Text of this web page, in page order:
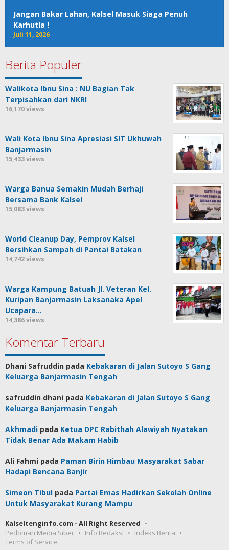
Jangan Bakar Lahan, Kalsel Masuk Siaga Penuh
Karhutla !
Juli 11, 2026
Berita Populer
Walikota Ibnu Sina : NU Bagian Tak
Terpisahkan dari NKRI
16,170 views
Wali Kota Ibnu Sina Apresiasi SIT Ukhuwah
Banjarmasin
15,433 views
Warga Banua Semakin Mudah Berhaji
Bersama Bank Kalsel
15,083 views
World Cleanup Day, Pemprov Kalsel
Bersihkan Sampah di Pantai Batakan
14,742 views
Warga Kampung Batuah Jl. Veteran Kel.
Kuripan Banjarmasin Laksanaka Apel
Ucapara…
14,386 views
Komentar Terbaru
Dhani Safruddin pada Kebakaran di Jalan Sutoyo S Gang
Keluarga Banjarmasin Tengah
safruddin dhani pada Kebakaran di Jalan Sutoyo S Gang
Keluarga Banjarmasin Tengah
Akhmadi pada Ketua DPC Rabithah Alawiyah Nyatakan
Tidak Benar Ada Makam Habib
Ali Fahmi pada Paman Birin Himbau Masyarakat Sabar
Hadapi Bencana Banjir
Simeon Tibul pada Partai Emas Hadirkan Sekolah Online
Untuk Masyarakat Kurang Mampu
Kalseltenginfo.com - All Right Reserved
Pedoman Media Siber
Info Redaksi
Indeks Berita
Terms of Service